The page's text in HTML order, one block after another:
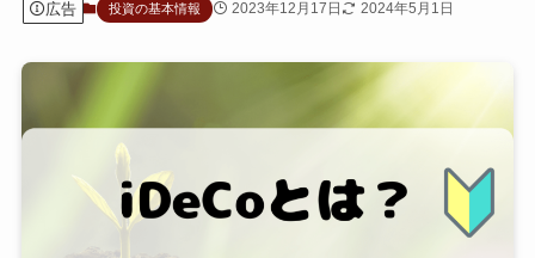
広告 投資の基本情報 2023年12月17日 2024年5月1日